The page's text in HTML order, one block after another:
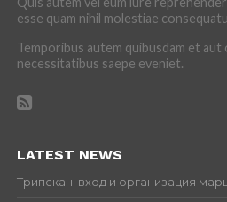
esse quam nihil molestiae
Temporibus autem quibusdam et
necessitatibus saepe eveniet.
LATEST NEWS
Трипскан: вход и организация